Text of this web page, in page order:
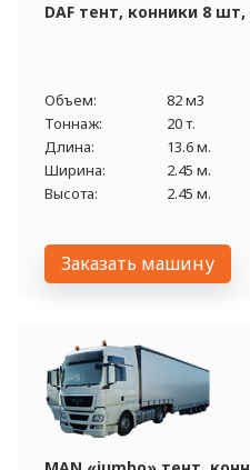
DAF тент, конники 8
Объем:
82 м3
Тоннаж:
20 т.
Длина:
13.6 м.
Ширина:
2.45 м.
Высота:
2.45 м.
Заказать машину